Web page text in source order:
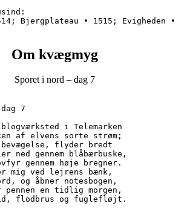
Bjergplateau • 1515; Evigheden •
Om kvægmyg
Sporet i nord – dag 7
7
i Telemarken
af elvens sorte strøm;
i bevægelse, flyder bredt
stier ned gennem blåbærbuske,
skovfyr gennem høje bregner.
mig ved lejrens bænk,
bord, og åbner notesbogen,
pennen en tidlig morgen,
flodbrus og fuglefløjt.